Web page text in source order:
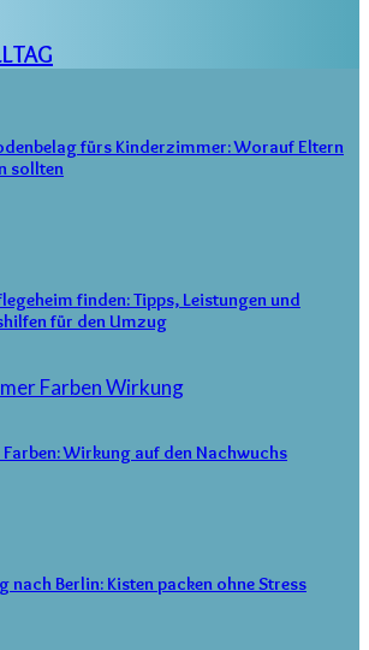
fürs Kinderzimmer: Worauf Eltern
sollten
finden: Tipps, Leistungen und
für den Umzug
Wirkung auf den Nachwuchs
nach Berlin: Kisten packen ohne Stress